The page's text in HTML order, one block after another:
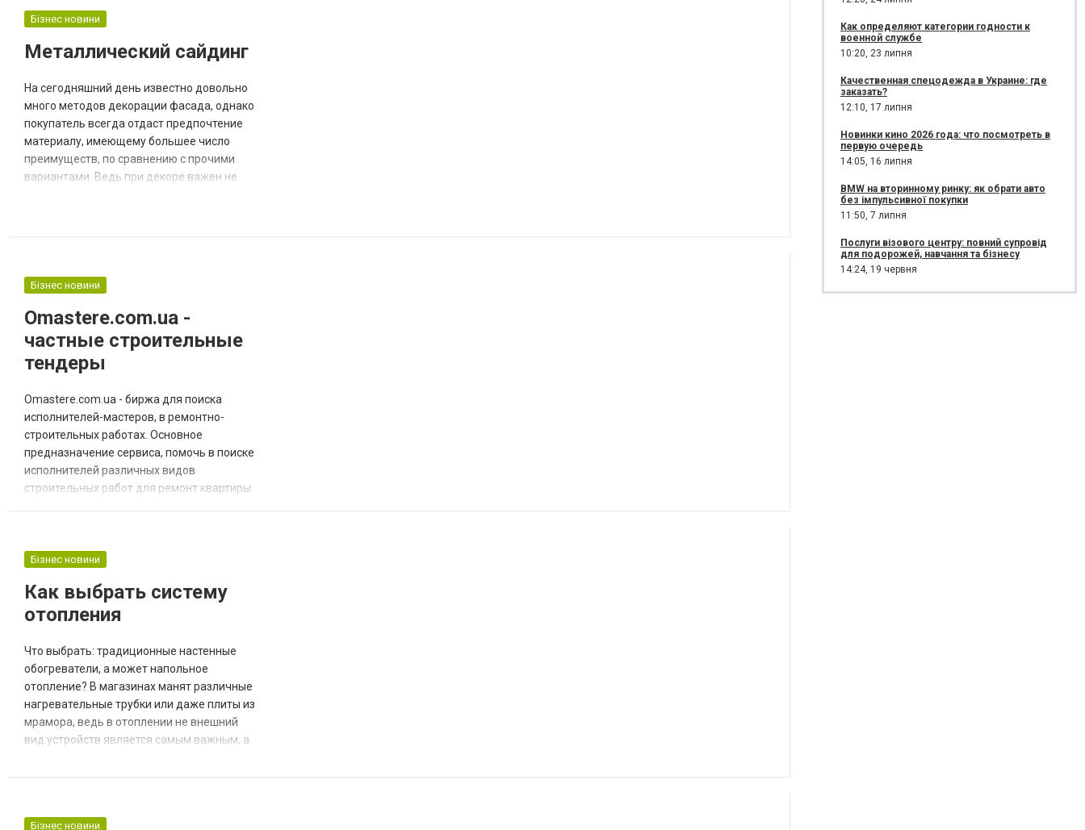
брусчатки и другие необходимые
на...
Бізнес новини
Металлический сайдинг
На сегодняшний день известно довольно
много методов декорации фасада, однако
покупатель всегда отдаст предпочтение
материалу, имеющему большее число
преимуществ, по сравнению с прочими
вариантами. Ведь при декоре важен не
утепленных стен и будете освобождены от
Бізнес новини
Omastere.com.ua -
частные строительные
тендеры
Omastere.com.ua - биржа для поиска
исполнителей-мастеров, в ремонтно-
строительных работах. Основное
предназначение сервиса, помочь в поиске
исполнителей различных видов
строительных работ для ремонт квартиры
определенном городе. В настоящее время,
зарегистрированных мастеров 14500
человек. Проблемы с которыми часто
Бізнес новини
Как выбрать систему
отопления
Что выбрать: традиционные настенные
обогреватели, а может напольное
отопление? В магазинах манят различные
нагревательные трубки или даже плиты из
мрамора, ведь в отоплении не внешний
вид устройств является самым важным, а
Бізнес новини
Как определяют категории годности к
военной службе
10:20, 23 липня
Качественная спецодежда в Украине: где
заказать?
12:10, 17 липня
Новинки кино 2026 года: что посмотреть в
первую очередь
14:05, 16 липня
BMW на вторинному ринку: як обрати авто
без імпульсивної покупки
11:50, 7 липня
Послуги візового центру: повний супровід
для подорожей, навчання та бізнесу
14:24, 19 червня